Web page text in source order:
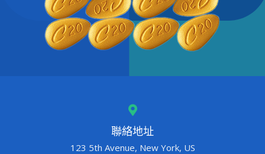
聯絡地址
123 5th Avenue, New York, US